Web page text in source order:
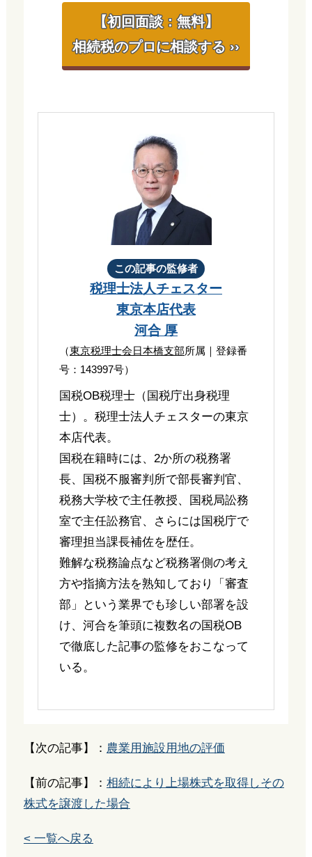
【初回面談：無料】
相続税のプロに相談する ››
この記事の監修者
税理士法人チェスター
東京本店代表
河合 厚
（東京税理士会日本橋支部所属｜登録番
号：143997号）
国税OB税理士（国税庁出身税理
士）。税理士法人チェスターの東京
本店代表。
国税在籍時には、2か所の税務署
長、国税不服審判所で部長審判官、
税務大学校で主任教授、国税局訟務
室で主任訟務官、さらには国税庁で
審理担当課長補佐を歴任。
難解な税務論点など税務署側の考え
方や指摘方法を熟知しており「審査
部」という業界でも珍しい部署を設
け、河合を筆頭に複数名の国税OB
で徹底した記事の監修をおこなって
いる。
【次の記事】： 農業用施設用地の評価
【前の記事】： 相続により上場株式を取得しその
株式を譲渡した場合
< 一覧へ戻る